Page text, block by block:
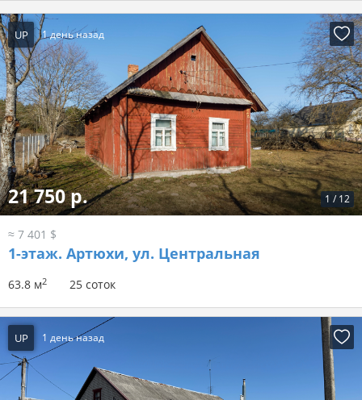
UP 1 день назад
1 / 12
21 750 р.
≈ 7 401 $
1-этаж. Артюхи, ул. Центральная
63.8 м2 25 соток
UP 1 день назад